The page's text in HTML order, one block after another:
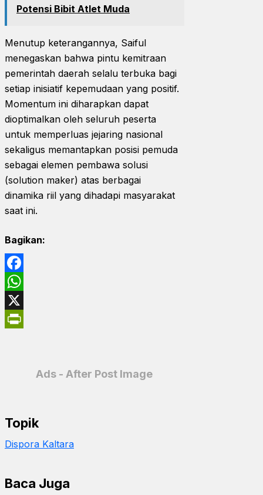
Potensi Bibit Atlet Muda
Menutup keterangannya, Saiful
menegaskan bahwa pintu kemitraan
pemerintah daerah selalu terbuka bagi
setiap inisiatif kepemudaan yang positif.
Momentum ini diharapkan dapat
dioptimalkan oleh seluruh peserta
untuk memperluas jejaring nasional
sekaligus memantapkan posisi pemuda
sebagai elemen pembawa solusi
(solution maker) atas berbagai
dinamika riil yang dihadapi masyarakat
saat ini.
Bagikan:
Facebook
WhatsApp
X
Ads - After Post Image
Topik
Dispora Kaltara
Baca Juga